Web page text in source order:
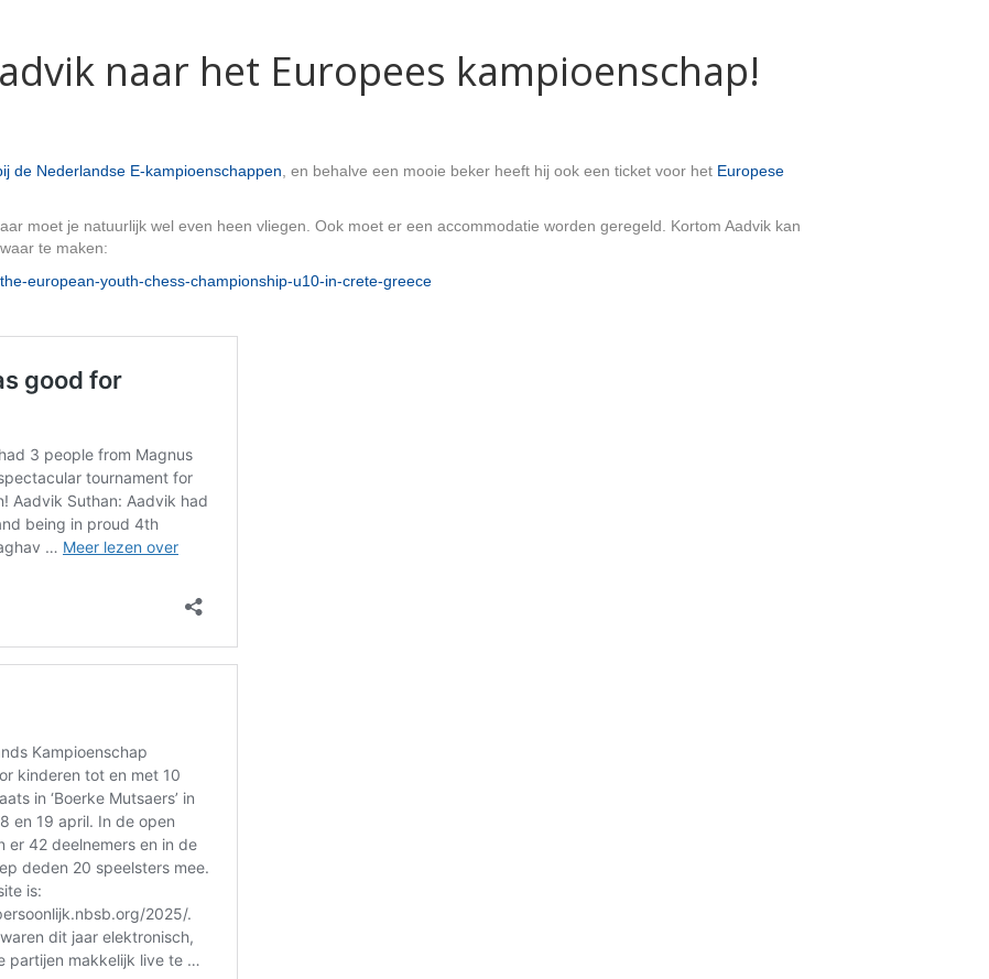
naar het Europees kampioenschap!
de Nederlandse E-kampioenschappen , en behalve een mooie beker heeft hij ook een ticket voor het Europese
moet je natuurlijk wel even heen vliegen. Ook moet er een accommodatie worden geregeld. Kortom Aadvik kan
te maken:
european-youth-chess-championship-u10-in-crete-greece